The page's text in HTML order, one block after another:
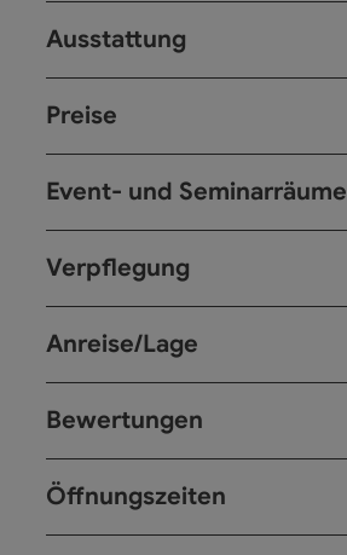
Ausstattung
Preise
Event- und Seminarräume
Verpflegung
Anreise/Lage
Bewertungen
Öffnungszeiten